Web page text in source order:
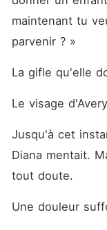
maintenant tu
parvenir ? »
La gifle qu'elle
Le visage
Jusqu'à cet
Diana mentait.
tout doute.
Une douleur